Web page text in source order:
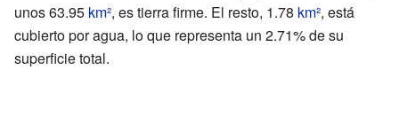
unos 63.95 km², es tierra firme. El resto, 1.78 km², está
cubierto por agua, lo que representa un 2.71% de su
superficie total.